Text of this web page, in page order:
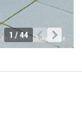
1 / 44